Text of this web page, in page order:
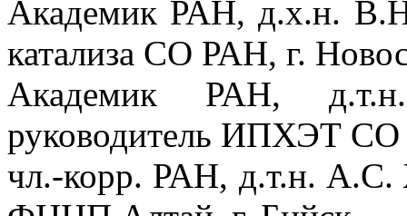
Академик РАН, д.х.н.
катализа СО РАН, г.
Академик РАН,
руководитель ИПХЭТ СО
чл.-корр. РАН, д.т.н. А.С.